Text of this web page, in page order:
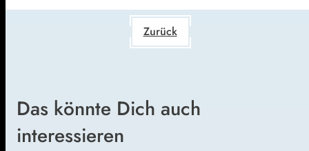
Zurück
Das könnte Dich auch
interessieren